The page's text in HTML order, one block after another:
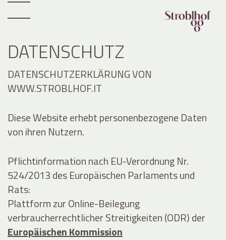
DATENSCHUTZ
DATENSCHUTZERKLÄRUNG VON
WWW.STROBLHOF.IT
Diese Website erhebt personenbezogene Daten
von ihren Nutzern.
Pflichtinformation nach EU-Verordnung Nr.
524/2013 des Europäischen Parlaments und
Rats:
Plattform zur Online-Beilegung
verbraucherrechtlicher Streitigkeiten (ODR) der
Europäischen Kommission